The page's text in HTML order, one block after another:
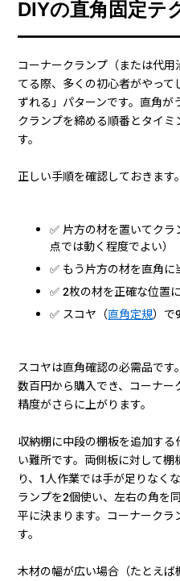
DIYの直角固定テ
コーナークランプ（または代
てる際、多くの初心者がやっ
ずれる」パターンです。直角が
クランプを締める順番とタイ
す。
正しい手順を確認しておきます。
✅ 片方の材を置いてク
点では動く程度でよい）
✅ もう片方の材を直角
✅ 2枚の材を正確な位置
✅ スコヤ（直角定規）で
スコヤは直角確認の必需品で
数百円から購入でき、コーナ
精度がさらに上がります。
収納棚に中段の棚板を追加す
い難所です。両側板に対して
り、1人作業では手が足りなく
ランプを2個使い、左右の角を
平に決まります。コーナーク
す。
木材の幅が広い場合（たとえ